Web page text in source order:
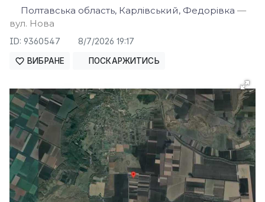
Полтавська область, Карлівський, Федорівка —
вул. Нова
ID: 9360547 8/7/2026 19:17
ВИБРАНЕ ПОСКАРЖИТИСЬ